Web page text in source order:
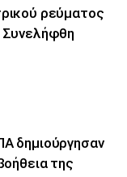
ρεύματος
δημιούργησαν
της